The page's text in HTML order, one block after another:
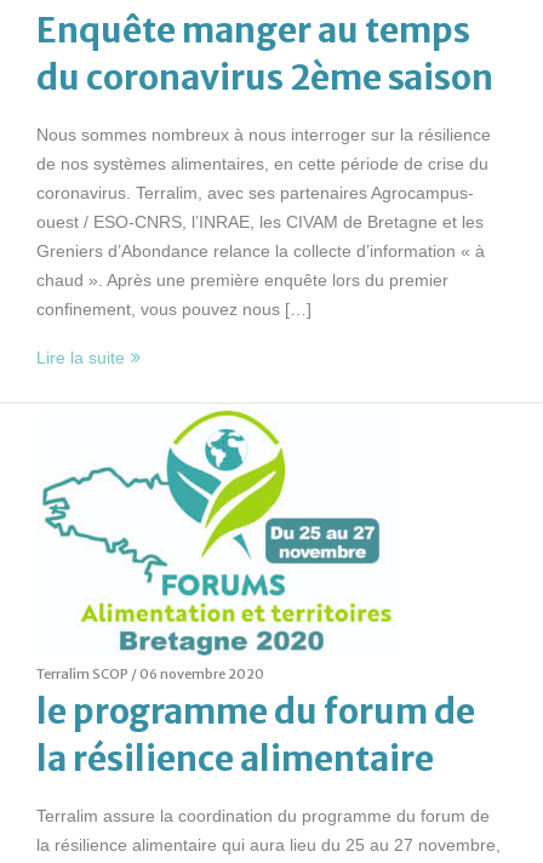
Enquête manger au temps
du coronavirus 2ème saison
Nous sommes nombreux à nous interroger sur la résilience
de nos systèmes alimentaires, en cette période de crise du
coronavirus. Terralim, avec ses partenaires Agrocampus-
ouest / ESO-CNRS, l’INRAE, les CIVAM de Bretagne et les
Greniers d’Abondance relance la collecte d’information « à
chaud ». Après une première enquête lors du premier
confinement, vous pouvez nous […]
Lire la suite
Terralim SCOP /06 novembre 2020
le programme du forum de
la résilience alimentaire
Terralim assure la coordination du programme du forum de
la résilience alimentaire qui aura lieu du 25 au 27 novembre,